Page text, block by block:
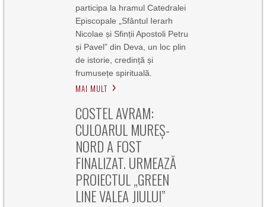
participa la hramul Catedralei
Episcopale „Sfântul Ierarh
Nicolae și Sfinții Apostoli Petru
și Pavel” din Deva, un loc plin
de istorie, credință și
frumusețe spirituală.
MAI MULT
COSTEL AVRAM:
CULOARUL MUREȘ-
NORD A FOST
FINALIZAT. URMEAZĂ
PROIECTUL „GREEN
LINE VALEA JIULUI”